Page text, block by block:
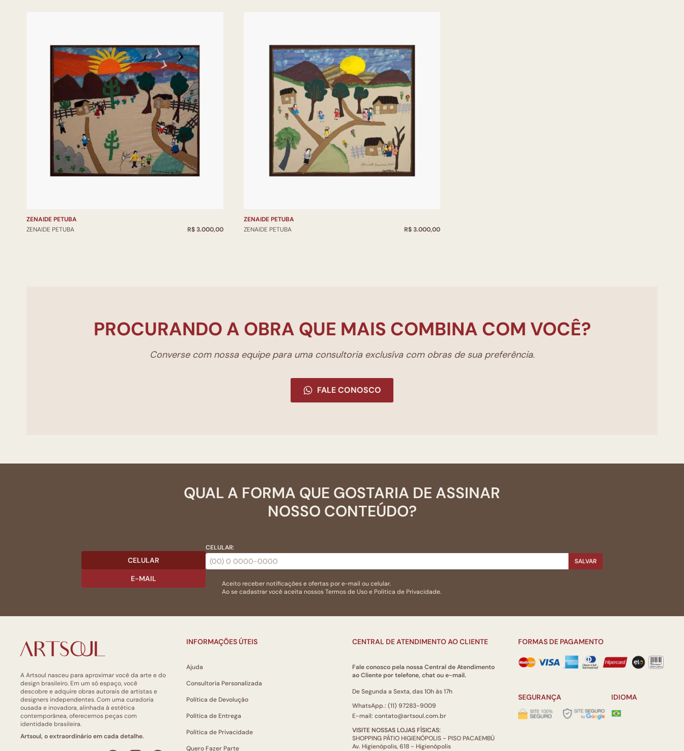
ZENAIDE PETUBA
ZENAIDE PETUBA
R$ 3.000,00
ZENAIDE PETUBA
ZENAIDE PETUBA
R$ 3.000,00
PROCURANDO A OBRA QUE MAIS COMBINA COM VOCÊ?
Converse com nossa equipe para uma consultoria exclusíva com obras de sua preferência.
FALE CONOSCO
QUAL A FORMA QUE GOSTARIA DE ASSINAR
NOSSO CONTEÚDO?
CELULAR
E-MAIL
CELULAR:
SALVAR
Aceito receber notificações e ofertas por e-mail ou celular.
Ao se cadastrar você aceita nossosTermos de Usoe Politica de Privacidade.
A Artsoul nasceu para aproximar você da arte e do
design brasileiro. Em um só espaço, você
descobre e adquire obras autorais de artistas e
designers independentes. Com uma curadoria
ousada e inovadora, alinhada à estética
contemporânea, oferecemos peças com
identidade brasileira.
Artsoul, o extraordinário em cada detalhe.
INFORMAÇÕES ÚTEIS
Ajuda
Consultoria Personalizada
Política de Devolução
Política de Entrega
Política de Privacidade
Quero Fazer Parte
CENTRAL DE ATENDIMENTO AO CLIENTE
Fale conosco pela nossa Central de Atendimento
ao Cliente por telefone, chat ou e-mail.
De Segunda a Sexta, das 10h às 17h
WhatsApp.: (11) 97283-9009
E-mail: contato@artsoul.com.br
VISITE NOSSAS LOJAS FÍSICAS:
SHOPPING PÁTIO HIGIENÓPOLIS - PISO PACAEMBÚ
Av. Higienópolis, 618 - Higienópolis
FORMAS DE PAGAMENTO
SEGURANÇA IDIOMA